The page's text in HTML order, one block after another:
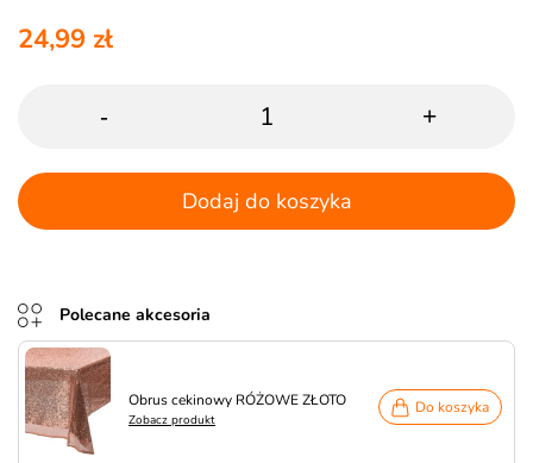
24,99 zł
- +
Dodaj do koszyka
Polecane akcesoria
Obrus cekinowy RÓŻOWE ZŁOTO
Zobacz produkt
Do koszyka